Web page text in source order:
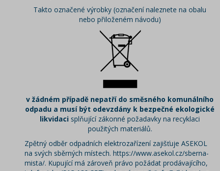
Takto označené výrobky (označení naleznete na obalu
nebo přiloženém návodu)
v žádném případě nepatří do směsného komunálního
odpadu a musí být odevzdány k bezpečné ekologické
likvidaci splňující zákonné požadavky na recyklaci
použitých materiálů.
Zpětný odběr odpadních elektrozařízení zajišťuje ASEKOL
na svých sběrných místech. https://www.asekol.cz/sberna-
mista/. Kupující má zároveň právo požádat prodávajícího,